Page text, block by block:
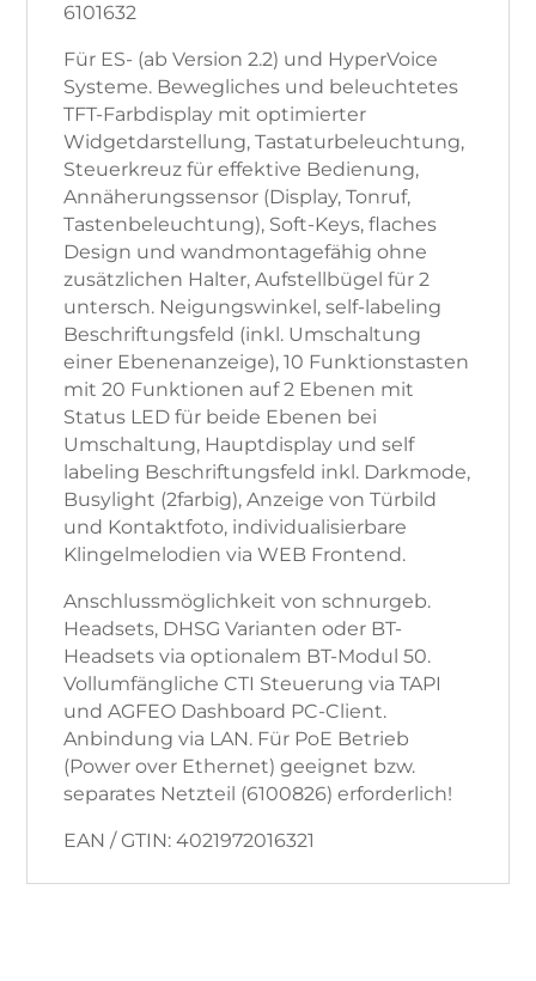
6101632
Für ES- (ab Version 2.2) und HyperVoice
Systeme. Bewegliches und beleuchtetes
TFT-Farbdisplay mit optimierter
Widgetdarstellung, Tastaturbeleuchtung,
Steuerkreuz für effektive Bedienung,
Annäherungssensor (Display, Tonruf,
Tastenbeleuchtung), Soft-Keys, flaches
Design und wandmontagefähig ohne
zusätzlichen Halter, Aufstellbügel für 2
untersch. Neigungswinkel, self-labeling
Beschriftungsfeld (inkl. Umschaltung
einer Ebenenanzeige), 10 Funktionstasten
mit 20 Funktionen auf 2 Ebenen mit
Status LED für beide Ebenen bei
Umschaltung, Hauptdisplay und self
labeling Beschriftungsfeld inkl. Darkmode,
Busylight (2farbig), Anzeige von Türbild
und Kontaktfoto, individualisierbare
Klingelmelodien via WEB Frontend.
Anschlussmöglichkeit von schnurgeb.
Headsets, DHSG Varianten oder BT-
Headsets via optionalem BT-Modul 50.
Vollumfängliche CTI Steuerung via TAPI
und AGFEO Dashboard PC-Client.
Anbindung via LAN. Für PoE Betrieb
(Power over Ethernet) geeignet bzw.
separates Netzteil (6100826) erforderlich!
EAN / GTIN: 4021972016321